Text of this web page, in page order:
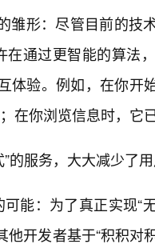
雏形：尽管目前的技
在通过更智能的算法
体验。例如，在你
在你浏览信息时，它
”的服务，大大减少了
可能：为了真正实现“
他开发者基于“积积对